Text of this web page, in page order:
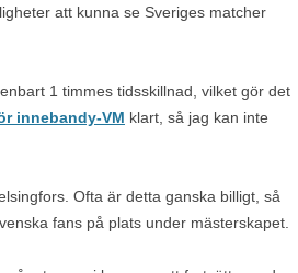
att kunna se Sveriges matcher
1 timmes tidsskillnad, vilket gör det
innebandy-VM klart, så jag kan inte
Ofta är detta ganska billigt, så
fans på plats under mästerskapet.